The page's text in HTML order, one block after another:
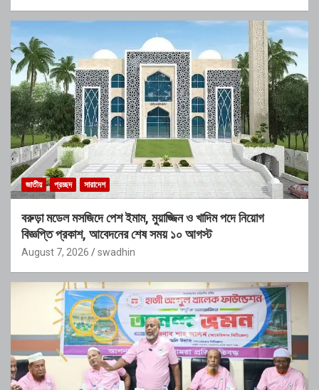
জাতীয় প্রচ্ছদ সারাদেশ
বরুড়া মডেল মসজিদে পেশ ইমাম, মুয়াজ্জিন ও খাদিম পদে নিয়োগ
বিজ্ঞপ্তি প্রকাশ, আবেদনের শেষ সময় ১০ আগস্ট
August 7, 2026 swadhin